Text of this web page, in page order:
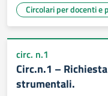
Circolari per docenti e
circ. n.1
Circ.n.1 –
strumentali.